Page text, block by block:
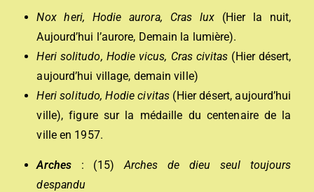
Nox heri, Hodie aurora, Cras lux (Hier la nuit,
Aujourd’hui l’aurore, Demain la lumière).
Heri solitudo, Hodie vicus, Cras civitas (Hier désert,
aujourd’hui village, demain ville)
Heri solitudo, Hodie civitas (Hier désert, aujourd’hui
ville), figure sur la médaille du centenaire de la
ville en 1957.
Arches : (15)Arches de dieu seul toujours
despandu